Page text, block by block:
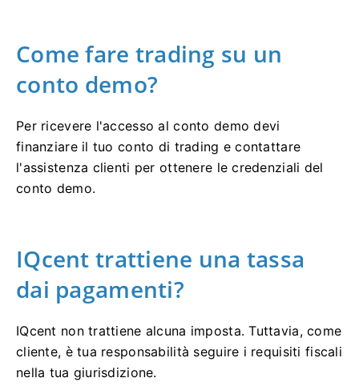
Come fare trading su un
conto demo?
Per ricevere l'accesso al conto demo devi
finanziare il tuo conto di trading e contattare
l'assistenza clienti per ottenere le credenziali del
conto demo.
IQcent trattiene una tassa
dai pagamenti?
IQcent non trattiene alcuna imposta.Tuttavia, come
cliente, è tua responsabilità seguire i requisiti fiscali
nella tua giurisdizione.